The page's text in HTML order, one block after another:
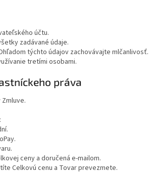
účtu.
zadávané údaje.
týchto údajov zachovávajte mlčanlivosť.
tretími osobami.
práva
ceny a doručená e-mailom.
Celkovú cenu a Tovar prevezmete.